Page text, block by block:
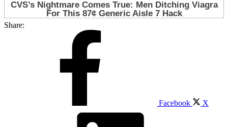
Share:
Facebook X